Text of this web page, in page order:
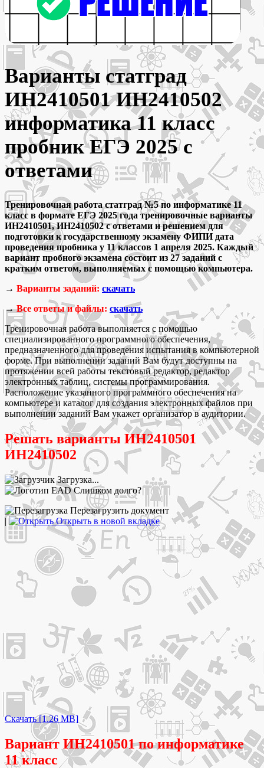
Варианты статград
ИН2410501 ИН2410502
информатика 11 класс
пробник ЕГЭ 2025 с
ответами
Тренировочная работа статград №5 по информатике 11
класс в формате ЕГЭ 2025 года тренировочные варианты
ИН2410501, ИН2410502 с ответами и решением для
подготовки к государственному экзамену ФИПИ дата
проведения пробника у 11 классов 1 апреля 2025. Каждый
вариант пробного экзамена состоит из 27 заданий с
кратким ответом, выполняемых с помощью компьютера.
→ Варианты заданий: скачать
→Все ответы и файлы: скачать
Тренировочная работа выполняется с помощью
специализированного программного обеспечения,
предназначенного для проведения испытания в компьютерной
форме. При выполнении заданий Вам будут доступны на
протяжении всей работы текстовый редактор, редактор
электронных таблиц, системы программирования.
Расположение указанного программного обеспечения на
компьютере и каталог для создания электронных файлов при
выполнении заданий Вам укажет организатор в аудитории.
Решать варианты ИН2410501
ИН2410502
Загрузка...
Слишком долго?
Перезагрузить документ
|
Открыть в новой вкладке
Скачать [1.26 MB]
Вариант ИН2410501 по информатике
11 класс